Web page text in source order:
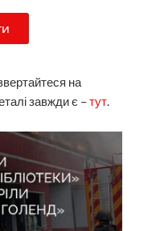
на
завжди є –тут.